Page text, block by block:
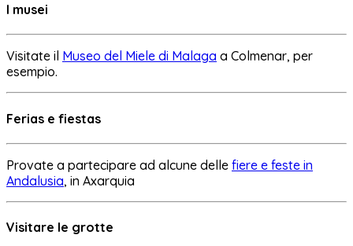
I musei
Visitate il Museo del Miele di Malaga a Colmenar, per
esempio.
Ferias e fiestas
Provate a partecipare ad alcune delle fiere e feste in
Andalusia, in Axarquia
Visitare le grotte